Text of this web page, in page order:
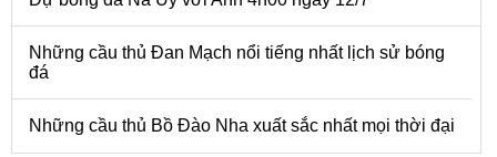
Những cầu thủ Đan Mạch nổi tiếng nhất lịch sử bóng
đá
Những cầu thủ Bồ Đào Nha xuất sắc nhất mọi thời đại